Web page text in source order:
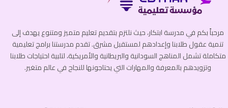
مرحباً بكم في مدرسة ابتكار، حيث نلتزم بتقديم تعليم متميز ومتنوع يهدف إلى
تنمية عقول طلابنا وإعدادهم لمستقبل مشرق. تقدم مدرستنا برامج تعليمية
متكاملة تشمل المناهج السودانية والبريطانية والأمريكية، لتلبية احتياجات طلابنا
وتزويدهم بالمعرفة والمهارات التي يحتاجونها للنجاح في عالم متغير.